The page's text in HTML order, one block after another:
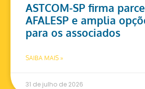
ASTCOM-SP firma
AFALESP e amplia
para os associados
SAIBA MAIS »
31 de julho de 2026